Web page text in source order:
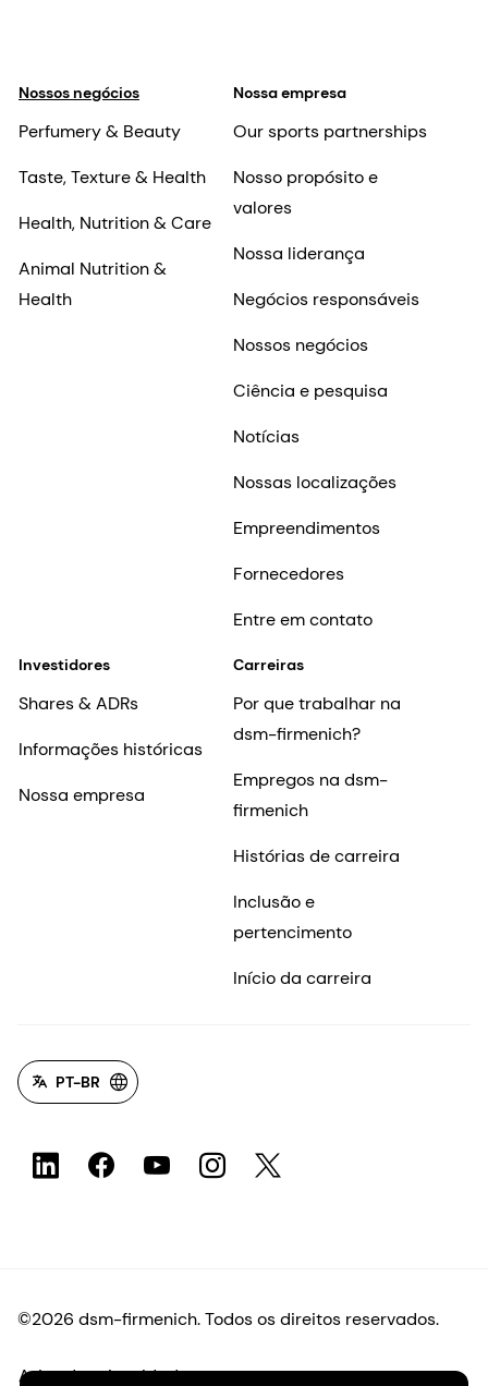
Nossos negócios
Perfumery & Beauty
Taste, Texture & Health
Health, Nutrition & Care
Animal Nutrition &
Health
Nossa empresa
Our sports partnerships
Nosso propósito e
valores
Nossa liderança
Negócios responsáveis
Nossos negócios
Ciência e pesquisa
Notícias
Nossas localizações
Empreendimentos
Fornecedores
Entre em contato
Investidores
Shares & ADRs
Informações históricas
Nossa empresa
Carreiras
Por que trabalhar na
dsm-firmenich?
Empregos na dsm-
firmenich
Histórias de carreira
Inclusão e
pertencimento
Início da carreira
PT-BR
©2026 dsm-firmenich. Todos os direitos reservados.
Aviso de privacidade